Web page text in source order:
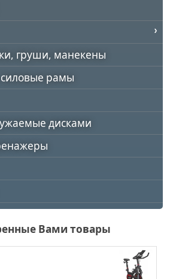
груши, манекены
рамы
дисками
Вами товары